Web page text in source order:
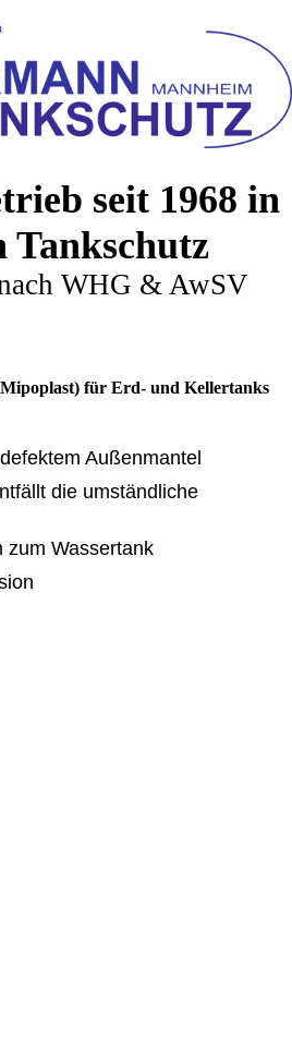
seit 1968 in
Tankschutz
WHG & AwSV
für Erd- und Kellertanks
Außenmantel
die umständliche
zum Wassertank